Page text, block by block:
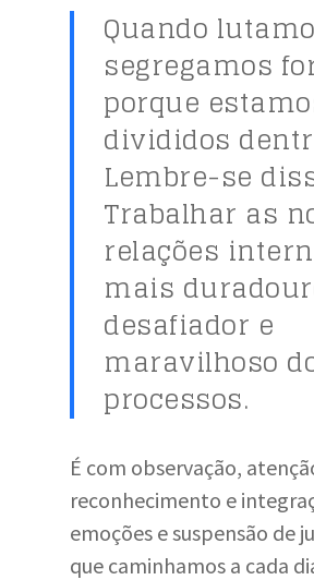
Quando
segregamos
porque
divididos
Lembre-se
Trabalhar as
relações
mais
desafiador e
maravilhoso
processos.
É com observação,
reconhecimento e
emoções e suspensão de
que caminhamos a cada